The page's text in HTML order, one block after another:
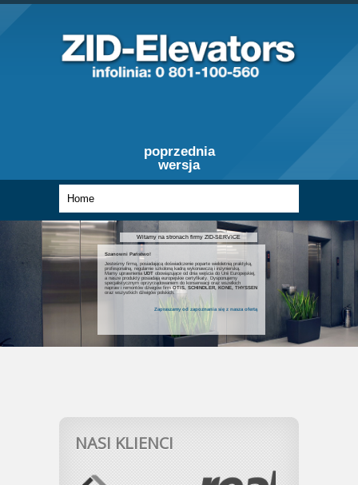
poprzednia
wersja
Witamy na stronach firmy ZID-SERVICE
Szanowni Państwo!
Jesteśmy firmą, posiadającą doświadczenie poparte wieloletnią praktyką,
profesjonalną, regularnie szkoloną kadrą wykonawczą i inżynierską.
Mamy uprawnieniaUDT obowiązujące od dnia wejścia do Unii Europejskiej,
a nasze produkty posiadają europejskie certyfikaty. Dysponujemy
specjalistycznym oprzyrządowaniem do konserwacji oraz wszelkich
napraw i remontów dźwigów firmOTIS, SCHINDLER, KONE, THYSSEN
oraz wszystkich dźwigów polskich.
Zapraszamy od zapoznania się z nasza ofertą
NASI KLIENCI